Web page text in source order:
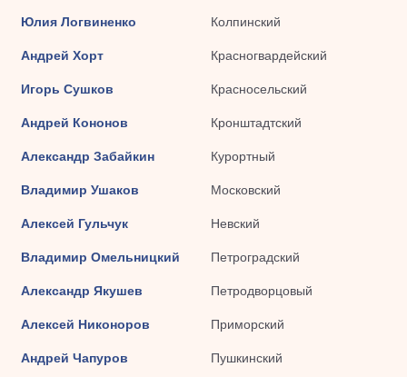
Юлия Логвиненко Колпинский
Андрей Хорт Красногвардейский
Игорь Сушков Красносельский
Андрей Кононов Кронштадтский
Александр Забайкин Курортный
Владимир Ушаков Московский
Алексей Гульчук Невский
Владимир Омельницкий Петроградский
Александр Якушев Петродворцовый
Алексей Никоноров Приморский
Андрей Чапуров Пушкинский